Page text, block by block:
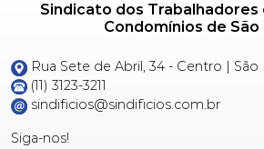
Sindicato dos Trabalhadores
Condomínios de São
Rua Sete de Abril, 34 - Centro | São
(11) 3123-3211
sindificios@sindificios.com.br
Siga-nos!